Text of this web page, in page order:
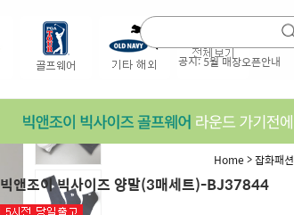
공지:5월 매장오픈안내
Home>잡화패션
빅앤조이 빅사이즈 양말(3매세트)-BJ37844